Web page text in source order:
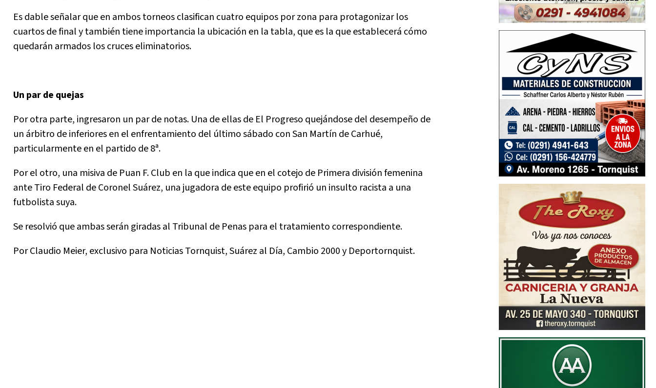
Es dable señalar que en ambos torneos clasifican cuatro equipos por zona para protagonizar los
cuartos de final y también tiene importancia la ubicación en la tabla, que es la que establecerá cómo
quedarán armados los cruces eliminatorios.
Un par de quejas
Por otra parte, ingresaron un par de notas. Una de ellas de El Progreso quejándose del desempeño de
un árbitro de inferiores en el enfrentamiento del último sábado con San Martín de Carhué,
particularmente en el partido de 8ª.
Por el otro, una misiva de Puan F. Club en la que indica que en el cotejo de Primera división femenina
ante Tiro Federal de Coronel Suárez, una jugadora de este equipo profirió un insulto racista a una
futbolista suya.
Se resolvió que ambas serán giradas al Tribunal de Penas para el tratamiento correspondiente.
Por Claudio Meier, exclusivo para Noticias Tornquist, Suárez al Día, Cambio 2000 y Deportornquist.